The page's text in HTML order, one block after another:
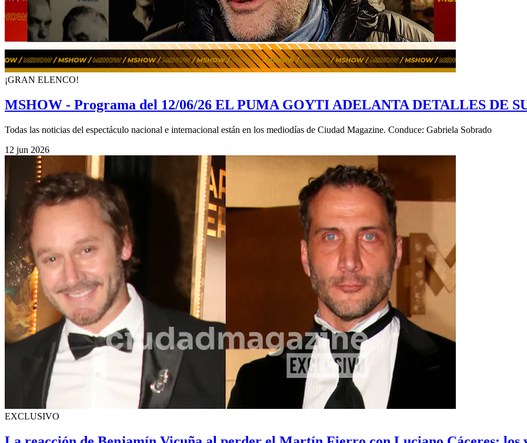
¡GRAN ELENCO!
MSHOW - Programa del 12/06/26 EL PUMA GOYTI ADELANTA DETALLES DE
Todas las noticias del espectáculo nacional e internacional están en los mediodías de Ciudad Magazine. Conduce: Gabriela Sobrado
12 jun 2026
EXCLUSIVO